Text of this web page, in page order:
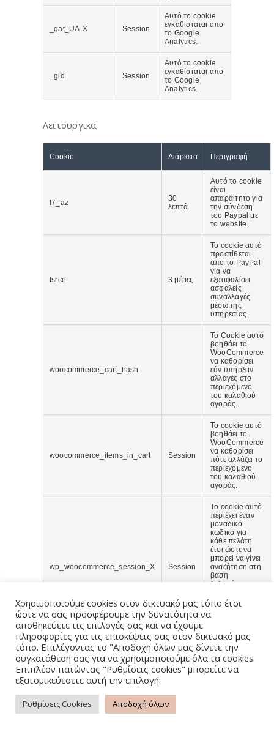
_gat_UA-X Session
Αυτό το cookie
εγκαθίσταται απο
το Google
Analytics.
_gid Session
Αυτό το cookie
εγκαθίσταται απο
το Google
Analytics.
Λειτουργικα:
Cookie Διάρκεια Περιγραφή
l7_az
30
λεπτά
Αυτό το cookie
είναι
απαραίτητο για
την σύνδεση
του Paypal με
το website.
tsrce 3 μέρες
Το cookie αυτό
προστίθεται
απο το PayPal
για να
εξασφαλίσει
ασφαλείς
συναλλαγές
μέσω της
υπηρεσίας.
woocommerce_cart_hash
Το Cookie αυτό
βοηθάει το
WooCommerce
να καθορίσει
εάν υπήρξαν
αλλαγές στο
περιεχόμενο
του καλαθιού
αγοράς.
woocommerce_items_in_cart Session
Το cookie αυτό
βοηθάει το
WooCommerce
να καθορίσει
πότε αλλάζει το
περιεχόμενο
του καλαθιού
αγοράς.
wp_woocommerce_session_X Session
Το cookie αυτό
περιέχει έναν
μοναδικό
κωδικό για
κάθε πελάτη
έτσι ώστε να
μπορεί να γίνει
αναζήτηση στη
βάση
δεδομένων για
καλαθιού
αγοράς
συγκεκριμένου
x-pp-s Session
Το cookie αυτό
προστίθεται
απο το PayPal
για να
Χρησιμοποιούμε cookies στον δικτυακό μας τόπο έτσι
ώστε να σας προσφέρουμε την δυνατότητα να
αποθηκεύετε τις επιλογές σας και να έχουμε
πληροφορίες για τις επισκέψεις σας στον δικτυακό μας
τόπο. Επιλέγοντας το "Αποδοχή όλων μας δίνετε την
συγκατάθεση σας για να χρησιμοποιούμε όλα τα cookies.
Επιπλέον πατώντας "Ρυθμίσεις cookies" μπορείτε να
εξατομικεύεσετε αυτή την επιλογή.
Ρυθμίσεις Cookies Αποδοχή όλων